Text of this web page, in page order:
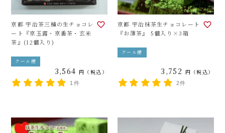
京都 宇治茶三種の生チョコレ
ート『京玉露・京番茶・玄米
茶』(12個入り)
クール便
3,564 税込
1件
京都 宇治抹茶生チョコレート
『お薄茶』 5個入り×3箱
クール便
3,752 税込
2件